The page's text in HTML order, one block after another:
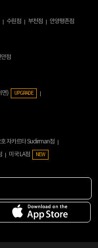
수원점 부천점 안양평촌점
안점
면) UPGRADE
자카르타 Sudirman점
미국 LA점 NEW